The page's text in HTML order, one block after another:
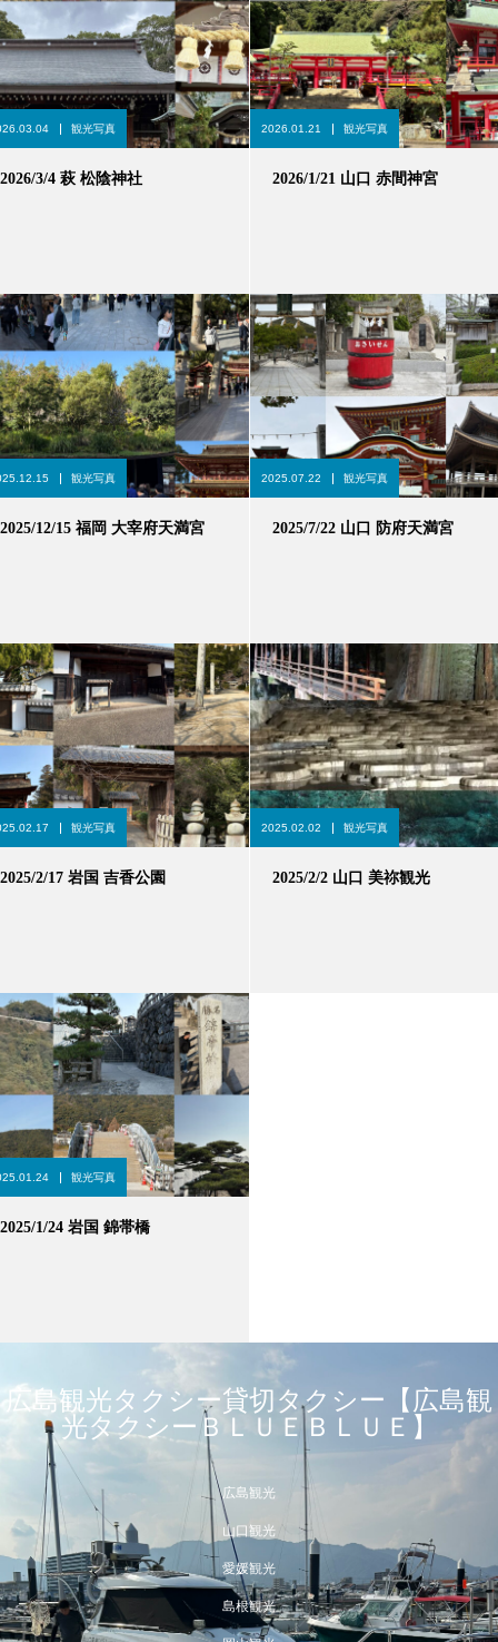
観光写真
2026/3/4 萩 松陰神社
2026.01.21 観光写真
2026/1/21 山口 赤間神宮
観光写真
2025/12/15 福岡 大宰府天満宮
2025.07.22 観光写真
2025/7/22 山口 防府天満宮
観光写真
2025/2/17 岩国 吉香公園
2025.02.02 観光写真
2025/2/2 山口 美祢観光
観光写真
2025/1/24 岩国 錦帯橋
広島観光タクシー貸切タクシー【広島観
光タクシーＢＬＵＥＢＬＵＥ】
広島観光
山口観光
愛媛観光
島根観光